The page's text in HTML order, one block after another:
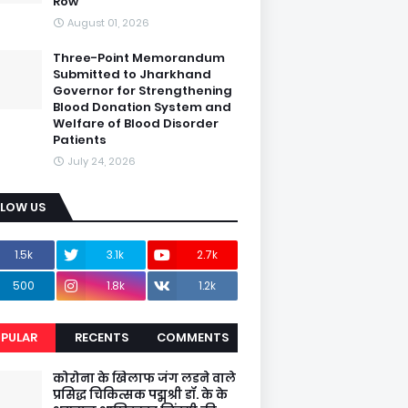
August 01, 2026
Three-Point Memorandum
Submitted to Jharkhand
Governor for Strengthening
Blood Donation System and
Welfare of Blood Disorder
Patients
July 24, 2026
US
1.5k 3.1k
2.7k
500
1.8k 1.2k
RECENTS COMMENTS
कोरोना के खिलाफ जंग लडने वाले
प्रसिद्ध चिकित्सक पद्मश्री डॉ. के के